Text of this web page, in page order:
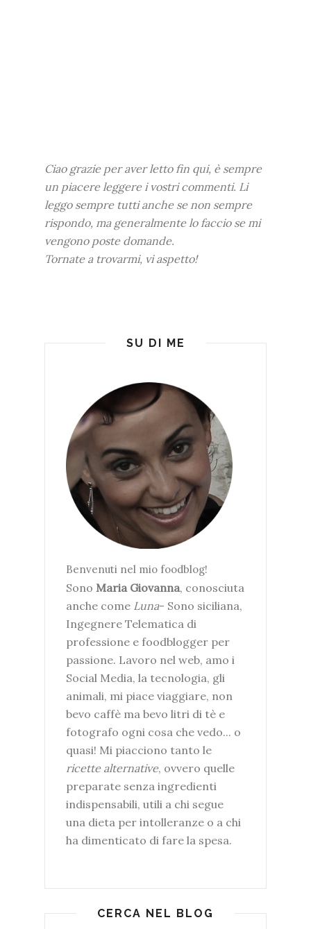
Ciao grazie per aver letto fin qui, è sempre
un piacere leggere i vostri commenti. Li
leggo sempre tutti anche se non sempre
rispondo, ma generalmente lo faccio se mi
vengono poste domande.
Tornate a trovarmi, vi aspetto!
SU DI ME
Benvenuti nel mio foodblog!
Sono Maria Giovanna, conosciuta
anche come Luna- Sono siciliana,
Ingegnere Telematica di
professione e foodblogger per
passione. Lavoro nel web, amo i
Social Media, la tecnologia, gli
animali, mi piace viaggiare, non
bevo caffè ma bevo litri di tè e
fotografo ogni cosa che vedo... o
quasi! Mi piacciono tanto le
ricette alternative, ovvero quelle
preparate senza ingredienti
indispensabili, utili a chi segue
una dieta per intolleranze o a chi
ha dimenticato di fare la spesa.
CERCA NEL BLOG